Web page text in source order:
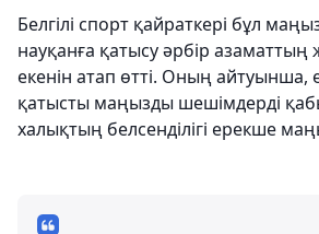
Белгілі спорт қайраткері бұл
науқанға қатысу әрбір азаматтың
екенін атап өтті. Оның айтуынша,
қатысты маңызды шешімдерді
халықтың белсенділігі ерекше